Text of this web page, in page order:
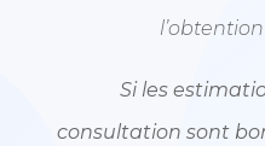
Si les
consultation sont